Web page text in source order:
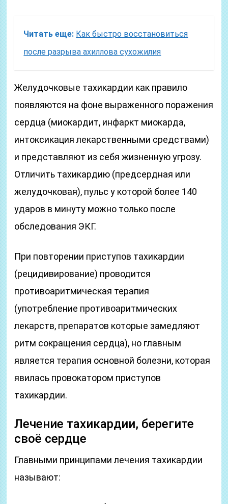
Читать еще: Как быстро восстановиться
после разрыва ахиллова сухожилия
Желудочковые тахикардии как правило
появляются на фоне выраженного поражения
сердца (миокардит, инфаркт миокарда,
интоксикация лекарственными средствами)
и представляют из себя жизненную угрозу.
Отличить тахикардию (предсердная или
желудочковая), пульс у которой более 140
ударов в минуту можно только после
обследования ЭКГ.
При повторении приступов тахикардии
(рецидивирование) проводится
противоаритмическая терапия
(употребление противоаритмических
лекарств, препаратов которые замедляют
ритм сокращения сердца), но главным
является терапия основной болезни, которая
явилась провокатором приступов
тахикардии.
Лечение тахикардии, берегите
своё сердце
Главными принципами лечения тахикардии
называют: